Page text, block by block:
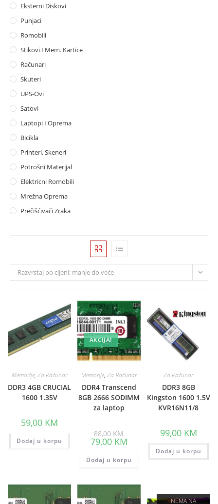
Eksterni Diskovi
Punjaci
Romobili
Stikovi I Mem. Kartice
Računari
Skuteri
UPS-Ovi
Satovi
Laptopi I Oprema
Bicikla
Printeri, Skeneri
Potrošni Materijal
Elektricni Romobili
Mrežna Oprema
Prečišćivači Zraka
Razvrstaj po cijeni: manje do veće
Memorije,Za Računar
DDR3 4GB CRUCIAL
1600 1.35V
59,00 KM
Dodaj u korpu
AKCIJA!
Memorije, Za Računar
DDR4 Transcend
8GB 2666 SODIMM
za laptop
88,00KMprice
was:
88,00 KM.
79,00 KMCurrent
price
is:
79,00 KM.
Dodaj u korpu
Za Računar
DDR3 8GB
Kingston 1600 1.5V
KVR16N11/8
99,00 KM
Dodaj u korpu
NEMA NA